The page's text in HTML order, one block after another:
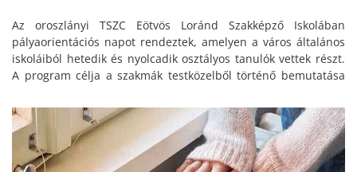
Az oroszlányi TSZC Eötvös Loránd Szakképző Iskolában
pályaorientációs napot rendeztek, amelyen a város általános
iskoláiból hetedik és nyolcadik osztályos tanulók vettek részt.
A program célja a szakmák testközelből történő bemutatása